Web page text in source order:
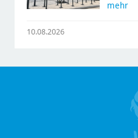
mehr
10.08.2026